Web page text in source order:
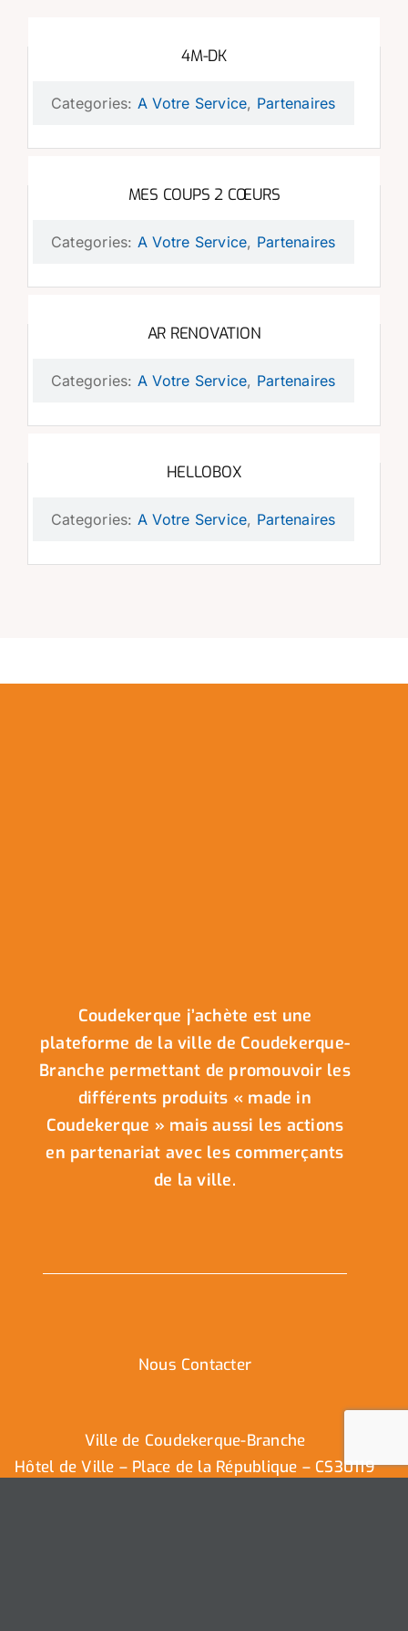
4M-DK
Categories: A Votre Service, Partenaires
MES COUPS 2 CŒURS
Categories: A Votre Service, Partenaires
AR RENOVATION
Categories: A Votre Service, Partenaires
HELLOBOX
Categories: A Votre Service, Partenaires
Coudekerque j’achète est une
plateforme de la ville de Coudekerque-
Branche permettant de promouvoir les
différents produits « made in
Coudekerque » mais aussi les actions
en partenariat avec les commerçants
de la ville.
Nous Contacter
Ville de Coudekerque-Branche
Hôtel de Ville – Place de la République – CS30119